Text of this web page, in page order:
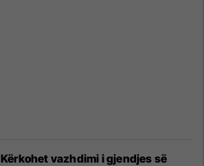
Kërkohet vazhdimi i gjendjes së